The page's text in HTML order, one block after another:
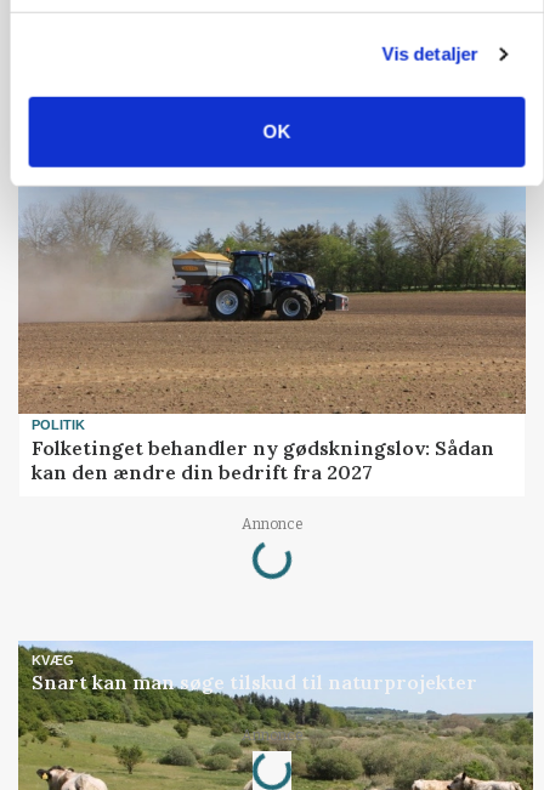
Vis detaljer
OK
POLITIK
protestgruppe vil demonstrere mod ny
POLITIK
Folketinget behandler ny gødskningslov: Sådan
kan den ændre din bedrift fra 2027
Annonce
Loading...
KVÆG
Snart kan man søge tilskud til naturprojekter
Annonce
Loading...